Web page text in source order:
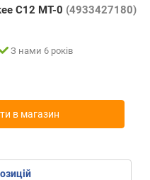
C12 MT-0 (4933427180)
З нами 6 років
в магазин